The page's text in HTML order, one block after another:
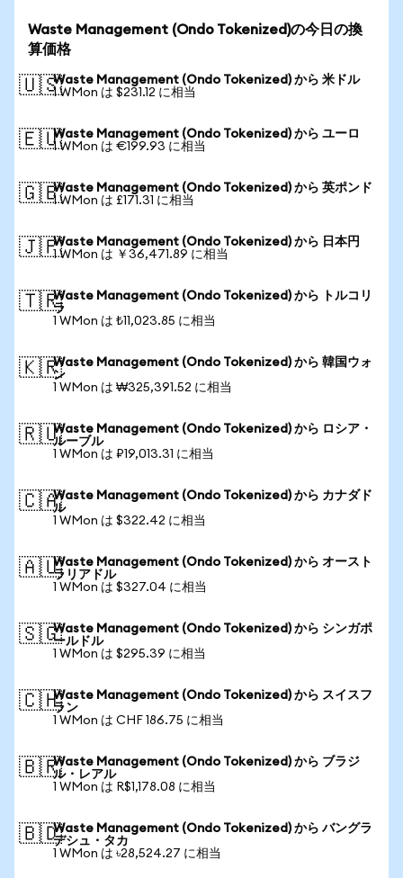
Waste Management (Ondo Tokenized)の今日の換
算価格
🇺🇸Waste Management (Ondo Tokenized) から 米ドル
1 WMon は $231.12 に相当
🇪🇺Waste Management (Ondo Tokenized) から ユーロ
1 WMon は €199.93 に相当
🇬🇧Waste Management (Ondo Tokenized) から 英ポンド
1 WMon は £171.31 に相当
🇯🇵Waste Management (Ondo Tokenized) から 日本円
1 WMon は ￥36,471.89 に相当
🇹🇷Waste Management (Ondo Tokenized) から トルコリ
ラ
1 WMon は ₺11,023.85 に相当
🇰🇷Waste Management (Ondo Tokenized) から 韓国ウォ
ン
1 WMon は ₩325,391.52 に相当
🇷🇺Waste Management (Ondo Tokenized) から ロシア・
ルーブル
1 WMon は ₽19,013.31 に相当
🇨🇦Waste Management (Ondo Tokenized) から カナダド
ル
1 WMon は $322.42 に相当
🇦🇺Waste Management (Ondo Tokenized) から オースト
ラリアドル
1 WMon は $327.04 に相当
🇸🇬Waste Management (Ondo Tokenized) から シンガポ
ールドル
1 WMon は $295.39 に相当
🇨🇭Waste Management (Ondo Tokenized) から スイスフ
ラン
1 WMon は CHF 186.75 に相当
🇧🇷Waste Management (Ondo Tokenized) から ブラジ
ル・レアル
1 WMon は R$1,178.08 に相当
🇧🇩Waste Management (Ondo Tokenized) から バングラ
デシュ・タカ
1 WMon は ৳28,524.27 に相当